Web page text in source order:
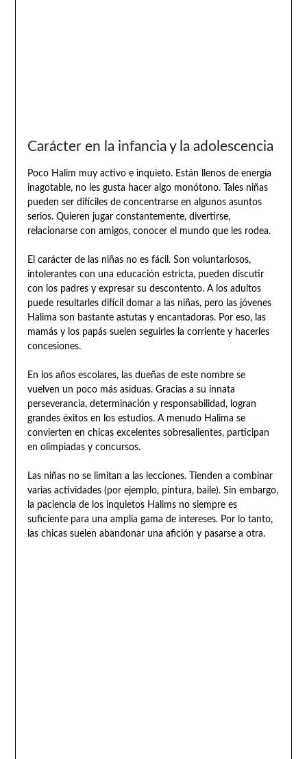
Carácter en la infancia y la adolescencia
Poco Halim muy activo e inquieto. Están llenos de energía
inagotable, no les gusta hacer algo monótono. Tales niñas
pueden ser difíciles de concentrarse en algunos asuntos
serios. Quieren jugar constantemente, divertirse,
relacionarse con amigos, conocer el mundo que les rodea.
El carácter de las niñas no es fácil. Son voluntariosos,
intolerantes con una educación estricta, pueden discutir
con los padres y expresar su descontento. A los adultos
puede resultarles difícil domar a las niñas, pero las jóvenes
Halima son bastante astutas y encantadoras. Por eso, las
mamás y los papás suelen seguirles la corriente y hacerles
concesiones.
En los años escolares, las dueñas de este nombre se
vuelven un poco más asiduas. Gracias a su innata
perseverancia, determinación y responsabilidad, logran
grandes éxitos en los estudios. A menudo Halima se
convierten en chicas excelentes sobresalientes, participan
en olimpiadas y concursos.
Las niñas no se limitan a las lecciones. Tienden a combinar
varias actividades (por ejemplo, pintura, baile). Sin embargo,
la paciencia de los inquietos Halims no siempre es
suficiente para una amplia gama de intereses. Por lo tanto,
las chicas suelen abandonar una afición y pasarse a otra.